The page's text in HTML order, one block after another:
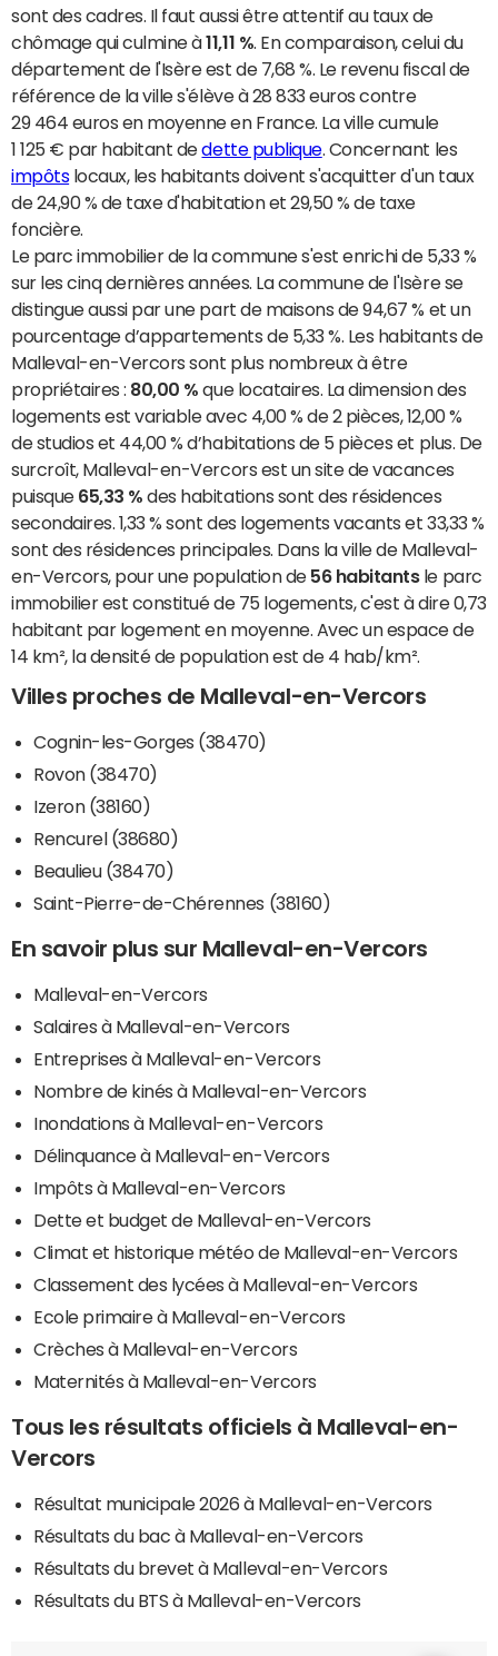
sont des cadres. Il faut aussi être attentif au taux de
chômage qui culmine à11,11 %. En comparaison, celui du
département de l'Isère est de 7,68 %. Le revenu fiscal de
référence de la ville s'élève à 28 833 euros contre
29 464 euros en moyenne en France. La ville cumule
1 125 € par habitant dedette publique. Concernant les
impôtslocaux, les habitants doivent s'acquitter d'un taux
de 24,90 % de taxe d'habitation et 29,50 % de taxe
foncière.
Le parc immobilier de la commune s'est enrichi de 5,33 %
sur les cinq dernières années. La commune de l'Isère se
distingue aussi par une part de maisons de 94,67 % et un
pourcentage d’appartements de 5,33 %. Les habitants de
Malleval-en-Vercors sont plus nombreux à être
propriétaires : 80,00 % que locataires. La dimension des
logements est variable avec 4,00 % de 2 pièces, 12,00 %
de studios et 44,00 % d’habitations de 5 pièces et plus. De
surcroît, Malleval-en-Vercors est un site de vacances
puisque 65,33 % des habitations sont des résidences
secondaires. 1,33 % sont des logements vacants et 33,33 %
sont des résidences principales. Dans la ville de Malleval-
en-Vercors, pour une population de 56 habitantsle parc
immobilier est constitué de 75 logements, c'est à dire 0,73
habitant par logement en moyenne. Avec un espace de
14 km², la densité de population est de 4 hab/km².
Villes proches de Malleval-en-Vercors
Cognin-les-Gorges (38470)
Rovon (38470)
Izeron (38160)
Rencurel (38680)
Beaulieu (38470)
Saint-Pierre-de-Chérennes (38160)
En savoir plus sur Malleval-en-Vercors
Malleval-en-Vercors
Salaires à Malleval-en-Vercors
Entreprises à Malleval-en-Vercors
Nombre de kinés à Malleval-en-Vercors
Inondations à Malleval-en-Vercors
Délinquance à Malleval-en-Vercors
Impôts à Malleval-en-Vercors
Dette et budget de Malleval-en-Vercors
Climat et historique météo de Malleval-en-Vercors
Classement des lycées à Malleval-en-Vercors
Ecole primaire à Malleval-en-Vercors
Crèches à Malleval-en-Vercors
Maternités à Malleval-en-Vercors
Tous les résultats officiels à Malleval-en-
Vercors
Résultat municipale 2026 à Malleval-en-Vercors
Résultats du bac à Malleval-en-Vercors
Résultats du brevet à Malleval-en-Vercors
Résultats du BTS à Malleval-en-Vercors